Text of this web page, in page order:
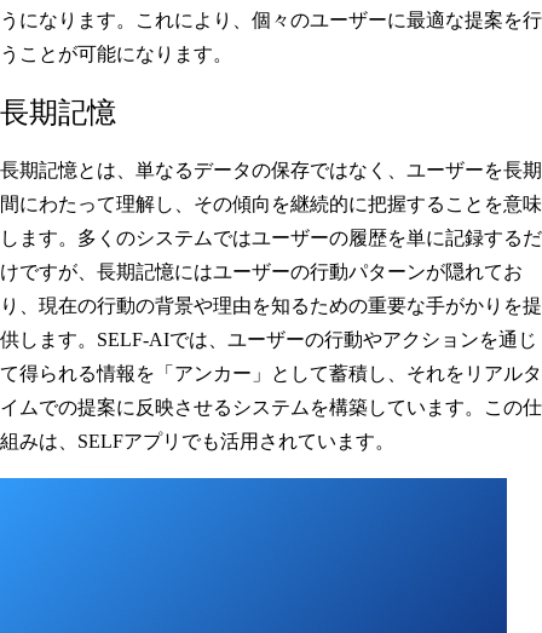
うになります。これにより、個々のユーザーに最適な提案を行
うことが可能になります。
長期記憶
長期記憶とは、単なるデータの保存ではなく、ユーザーを長期
間にわたって理解し、その傾向を継続的に把握することを意味
します。多くのシステムではユーザーの履歴を単に記録するだ
けですが、長期記憶にはユーザーの行動パターンが隠れてお
り、現在の行動の背景や理由を知るための重要な手がかりを提
供します。SELF-AIでは、ユーザーの行動やアクションを通じ
て得られる情報を「アンカー」として蓄積し、それをリアルタ
イムでの提案に反映させるシステムを構築しています。この仕
組みは、SELFアプリでも活用されています。